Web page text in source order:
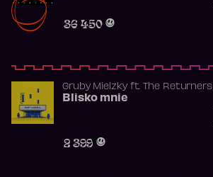
36 450
Gruby Mielzkyft. The Returners
Blisko mnie
2 399